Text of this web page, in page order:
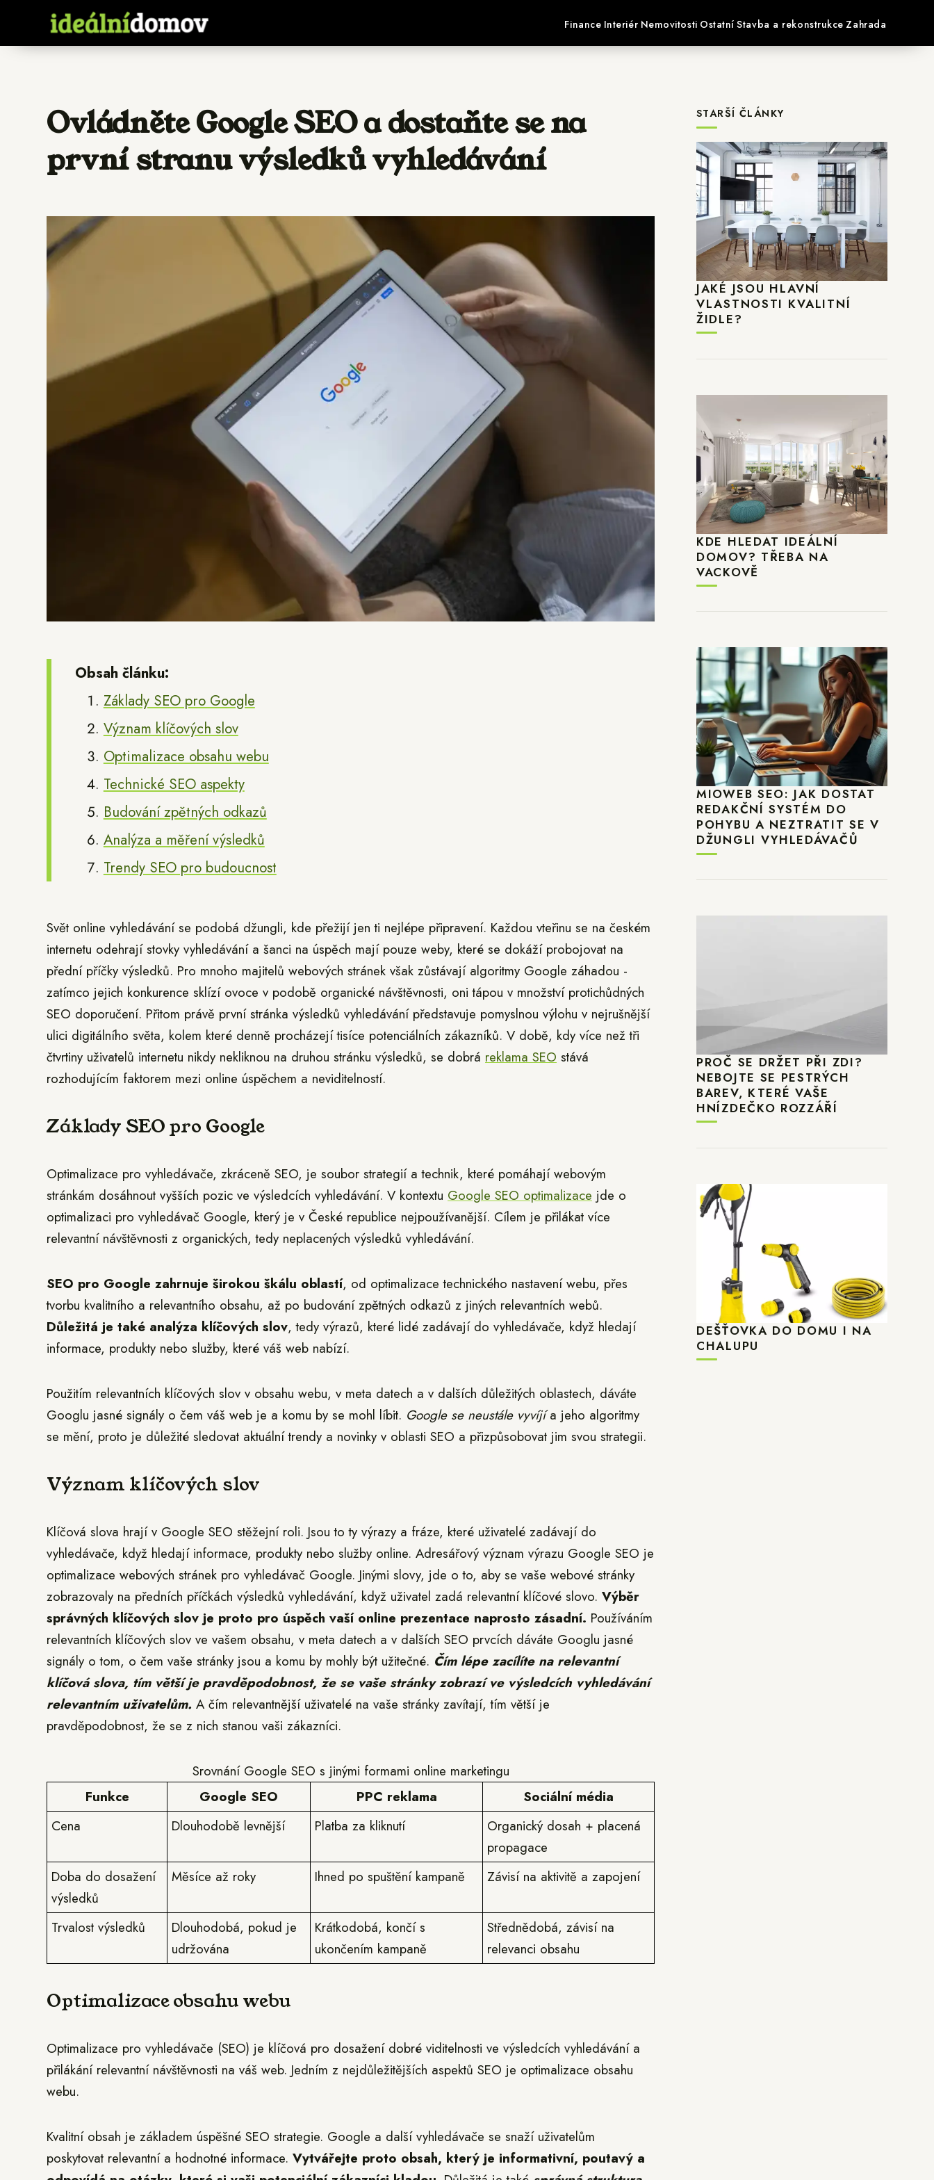
Finance Interiér Nemovitosti Ostatní Stavba a rekonstrukce Zahrada
Ovládněte Google SEO a dostaňte se na
první stranu výsledků vyhledávání
Obsah článku:
Základy SEO pro Google
Význam klíčových slov
Optimalizace obsahu webu
Technické SEO aspekty
Budování zpětných odkazů
Analýza a měření výsledků
Trendy SEO pro budoucnost
Svět online vyhledávání se podobá džungli, kde přežijí jen ti nejlépe připravení. Každou vteřinu se na českém
internetu odehrají stovky vyhledávání a šanci na úspěch mají pouze weby, které se dokáží probojovat na
přední příčky výsledků. Pro mnoho majitelů webových stránek však zůstávají algoritmy Google záhadou -
zatímco jejich konkurence sklízí ovoce v podobě organické návštěvnosti, oni tápou v množství protichůdných
SEO doporučení. Přitom právě první stránka výsledků vyhledávání představuje pomyslnou výlohu v nejrušnější
ulici digitálního světa, kolem které denně procházejí tisíce potenciálních zákazníků. V době, kdy více než tři
čtvrtiny uživatelů internetu nikdy nekliknou na druhou stránku výsledků, se dobrá reklama SEO stává
rozhodujícím faktorem mezi online úspěchem a neviditelností.
Základy SEO pro Google
Optimalizace pro vyhledávače, zkráceně SEO, je soubor strategií a technik, které pomáhají webovým
stránkám dosáhnout vyšších pozic ve výsledcích vyhledávání. V kontextu Google SEO optimalizace jde o
optimalizaci pro vyhledávač Google, který je v České republice nejpoužívanější. Cílem je přilákat více
relevantní návštěvnosti z organických, tedy neplacených výsledků vyhledávání.
SEO pro Google zahrnuje širokou škálu oblastí, od optimalizace technického nastavení webu, přes
tvorbu kvalitního a relevantního obsahu, až po budování zpětných odkazů z jiných relevantních webů.
Důležitá je také analýza klíčových slov, tedy výrazů, které lidé zadávají do vyhledávače, když hledají
informace, produkty nebo služby, které váš web nabízí.
Použitím relevantních klíčových slov v obsahu webu, v meta datech a v dalších důležitých oblastech, dáváte
Googlu jasné signály o čem váš web je a komu by se mohl líbit. Google se neustále vyvíjía jeho algoritmy
se mění, proto je důležité sledovat aktuální trendy a novinky v oblasti SEO a přizpůsobovat jim svou strategii.
Význam klíčových slov
Klíčová slova hrají v Google SEO stěžejní roli. Jsou to ty výrazy a fráze, které uživatelé zadávají do
vyhledávače, když hledají informace, produkty nebo služby online. Adresářový význam výrazu Google SEO je
optimalizace webových stránek pro vyhledávač Google. Jinými slovy, jde o to, aby se vaše webové stránky
zobrazovaly na předních příčkách výsledků vyhledávání, když uživatel zadá relevantní klíčové slovo. Výběr
správných klíčových slov je proto pro úspěch vaší online prezentace naprosto zásadní. Používáním
relevantních klíčových slov ve vašem obsahu, v meta datech a v dalších SEO prvcích dáváte Googlu jasné
signály o tom, o čem vaše stránky jsou a komu by mohly být užitečné. Čím lépe zacílíte na relevantní
klíčová slova, tím větší je pravděpodobnost, že se vaše stránky zobrazí ve výsledcích vyhledávání
relevantním uživatelům. A čím relevantnější uživatelé na vaše stránky zavítají, tím větší je
pravděpodobnost, že se z nich stanou vaši zákazníci.
Srovnání Google SEO s jinými formami online marketingu
Funkce
Google SEO PPC reklama
Sociální média
Cena
Dlouhodobě levnější Platba za kliknutí
Organický dosah + placená
propagace
Doba do dosažení
výsledků
Měsíce až roky Ihned po spuštění kampaně Závisí na aktivitě a zapojení
Trvalost výsledků
Dlouhodobá, pokud je
udržována
Krátkodobá, končí s
ukončením kampaně
Střednědobá, závisí na
relevanci obsahu
Optimalizace obsahu webu
Optimalizace pro vyhledávače (SEO) je klíčová pro dosažení dobré viditelnosti ve výsledcích vyhledávání a
přilákání relevantní návštěvnosti na váš web. Jedním z nejdůležitějších aspektů SEO je optimalizace obsahu
webu.
Kvalitní obsah je základem úspěšné SEO strategie. Google a další vyhledávače se snaží uživatelům
poskytovat relevantní a hodnotné informace. Vytvářejte proto obsah, který je informativní, poutavý a
STARŠÍ ČLÁNKY
JAKÉ JSOU HLAVNÍ
VLASTNOSTI KVALITNÍ
ŽIDLE?
KDE HLEDAT IDEÁLNÍ
DOMOV? TŘEBA NA
VACKOVĚ
MIOWEB SEO: JAK DOSTAT
REDAKČNÍ SYSTÉM DO
POHYBU A NEZTRATIT SE V
DŽUNGLI VYHLEDÁVAČŮ
PROČ SE DRŽET PŘI ZDI?
NEBOJTE SE PESTRÝCH
BAREV, KTERÉ VAŠE
HNÍZDEČKO ROZZÁŘÍ
DEŠŤOVKA DO DOMU I NA
CHALUPU